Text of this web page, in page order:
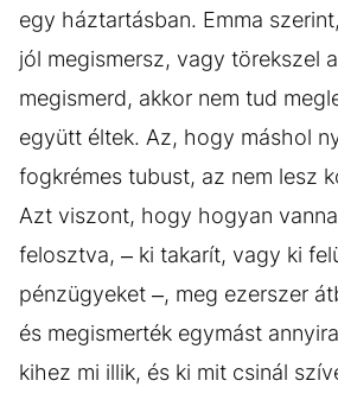
egy háztartásban. Emma
jól megismersz, vagy törekszel
megismerd, akkor nem tud
együtt éltek. Az, hogy máshol
fogkrémes tubust, az nem lesz
Azt viszont, hogy hogyan
felosztva, – ki takarít, vagy ki
pénzügyeket –, meg ezerszer
és megismerték egymást
kihez mi illik, és ki mit csinál